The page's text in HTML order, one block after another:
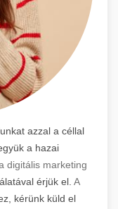
azzal a céllal
a hazai
digitális marketing
érjük el. A
kérünk küld el